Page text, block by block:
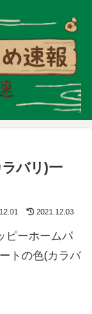
ラバリ)一
2021.12.03
ピーホームパ
トの色(カラバ